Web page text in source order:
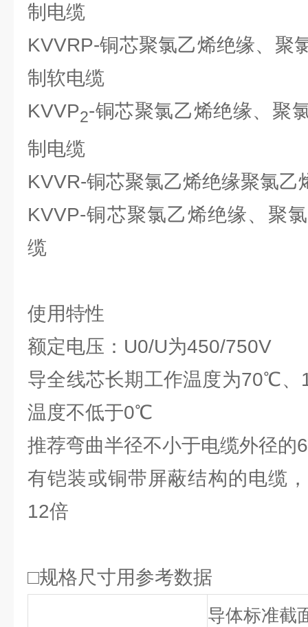
制电缆
KVVRP-铜芯聚氯乙烯绝缘、聚
制软电缆
KVVP2-铜芯聚氯乙烯绝缘、聚
制电缆
KVVR-铜芯聚氯乙烯绝缘聚氯乙
KVVP-铜芯聚氯乙烯绝缘、聚
缆
使用特性
额定电压：U0/U为450/750V
导全线芯长期工作温度为70℃
温度不低于0℃
推荐弯曲半径不小于电缆外径的
有铠装或铜带屏蔽结构的电缆
12倍
□规格尺寸用参考数据
导体标准截